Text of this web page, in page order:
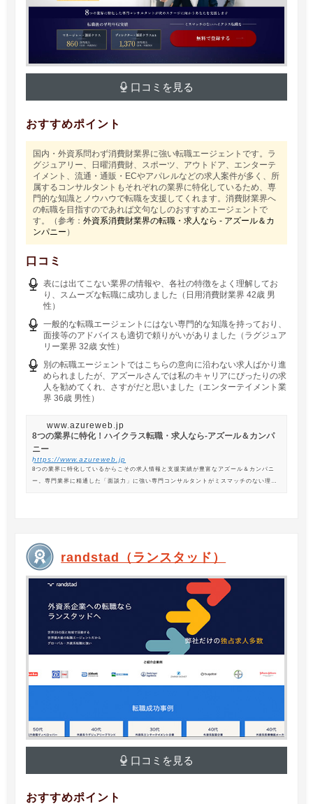
口コミを見る
おすすめポイント
国内・外資系問わず消費財業界に強い転職エージェントです。ラ
グジュアリー、日曜消費財、スポーツ、アウトドア、エンターテ
イメント、流通・通販・ECやアパレルなどの求人案件が多く、所
属するコンサルタントもそれぞれの業界に特化しているため、専
門的な知識とノウハウで転職を支援してくれます。消費財業界へ
の転職を目指すのであれば文句なしのおすすめエージェントで
す。（参考：外資系消費財業界の転職・求人なら - アズール＆カ
ンパニー ）
口コミ
表には出てこない業界の情報や、各社の特徴をよく理解してお
り、スムーズな転職に成功しました（日用消費財業界 42歳 男
性）
一般的な転職エージェントにはない専門的な知識を持っており、
面接等のアドバイスも適切で頼りがいがありました（ラグジュア
リー業界 32歳 女性）
別の転職エージェントではこちらの意向に沿わない求人ばかり進
められましたが、アズールさんでは私のキャリアにぴったりの求
人を勧めてくれ、さすがだと思いました（エンターテイメント業
界 36歳 男性）
www.azureweb.jp
8つの業界に特化！ハイクラス転職・求人なら-アズール＆カンパ
ニー
https://www.azureweb.jp
8つの業界に特化しているからこその求人情報と支援実績が豊富なアズール＆カンパニ
ー。専門業界に精通した「面談力」に強い専門コンサルタントがミスマッチのない理想
randstad（ランスタッド）
口コミを見る
おすすめポイント